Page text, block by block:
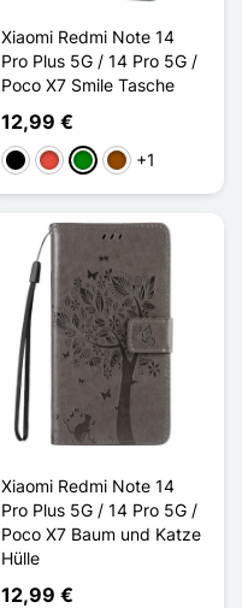
Xiaomi Redmi Note 14
Pro Plus 5G / 14 Pro 5G /
Poco X7 Smile Tasche
12,99 €
Schwarz
Rot GrünBraun
+1
Xiaomi Redmi Note 14
Pro Plus 5G / 14 Pro 5G /
Poco X7 Baum und Katze
Hülle
12,99 €